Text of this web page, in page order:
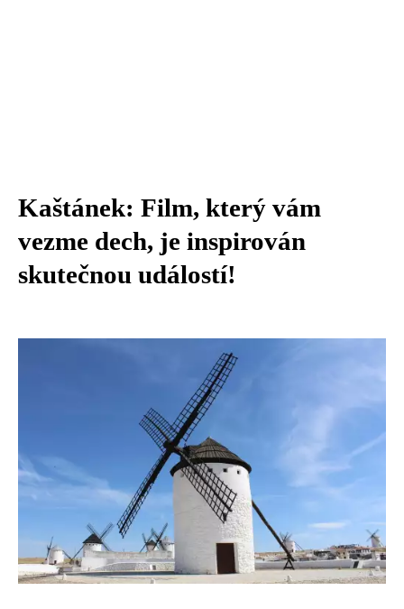
Kaštánek: Film, který vám
vezme dech, je inspirován
skutečnou událostí!